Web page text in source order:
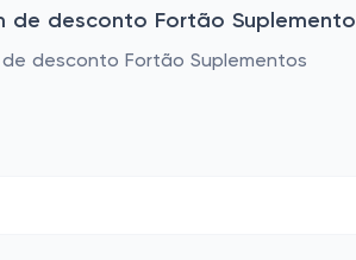
de desconto Fortão